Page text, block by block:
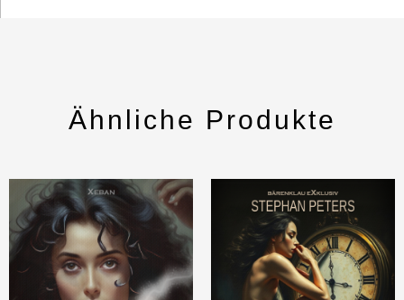
Ähnliche Produkte